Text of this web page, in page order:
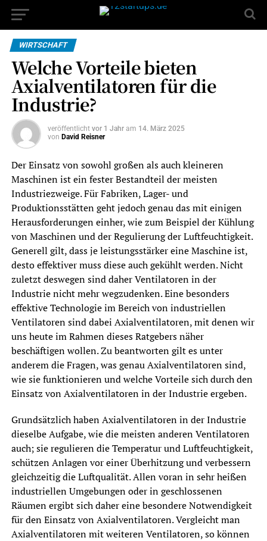
WIRTSCHAFT
Welche Vorteile bieten
Axialventilatoren für die
Industrie?
veröffentlicht vor 1 Jahr am 14. März 2025
von David Reisner
Der Einsatz von sowohl großen als auch kleineren
Maschinen ist ein fester Bestandteil der meisten
Industriezweige. Für Fabriken, Lager- und
Produktionsstätten geht jedoch genau das mit einigen
Herausforderungen einher, wie zum Beispiel der Kühlung
von Maschinen und der Regulierung der Luftfeuchtigkeit.
Generell gilt, dass je leistungsstärker eine Maschine ist,
desto effektiver muss diese auch gekühlt werden. Nicht
zuletzt deswegen sind daher Ventilatoren in der
Industrie nicht mehr wegzudenken. Eine besonders
effektive Technologie im Bereich von industriellen
Ventilatoren sind dabei Axialventilatoren, mit denen wir
uns heute im Rahmen dieses Ratgebers näher
beschäftigen wollen. Zu beantworten gilt es unter
anderem die Fragen, was genau Axialventilatoren sind,
wie sie funktionieren und welche Vorteile sich durch den
Einsatz von Axialventilatoren in der Industrie ergeben.
Grundsätzlich haben Axialventilatoren in der Industrie
dieselbe Aufgabe, wie die meisten anderen Ventilatoren
auch; sie regulieren die Temperatur und Luftfeuchtigkeit,
schützen Anlagen vor einer Überhitzung und verbessern
gleichzeitig die Luftqualität. Allen voran in sehr heißen
industriellen Umgebungen oder in geschlossenen
Räumen ergibt sich daher eine besondere Notwendigkeit
für den Einsatz von Axialventilatoren. Vergleicht man
Axialventilatoren mit weiteren Ventilatoren, so können